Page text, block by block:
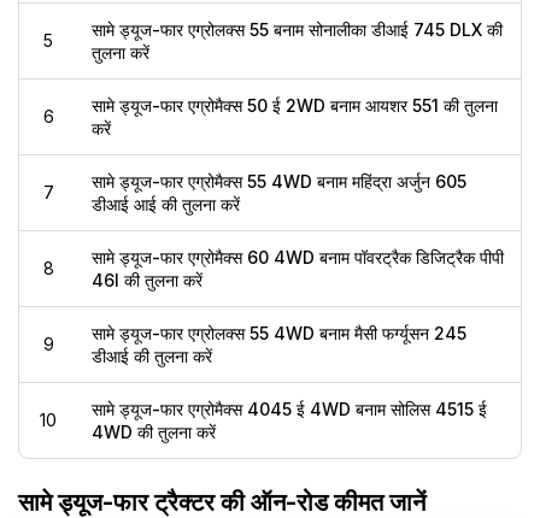
5
सामे ड्यूज-फार एग्रोलक्स 55 बनाम सोनालीका डीआई 745 DLX की
तुलना करें
6
सामे ड्यूज-फार एग्रोमैक्स 50 ई 2WD बनाम आयशर 551 की तुलना
करें
7
सामे ड्यूज-फार एग्रोमैक्स 55 4WD बनाम महिंद्रा अर्जुन 605
डीआई आई की तुलना करें
8
सामे ड्यूज-फार एग्रोमैक्स 60 4WD बनाम पॉवरट्रैक डिजिट्रैक पीपी
46I की तुलना करें
9
सामे ड्यूज-फार एग्रोलक्स 55 4WD बनाम मैसी फर्ग्यूसन 245
डीआई की तुलना करें
10
सामे ड्यूज-फार एग्रोमैक्स 4045 ई 4WD बनाम सोलिस 4515 ई
4WD की तुलना करें
सामे ड्यूज-फार ट्रैक्टर की ऑन-रोड कीमत जानें